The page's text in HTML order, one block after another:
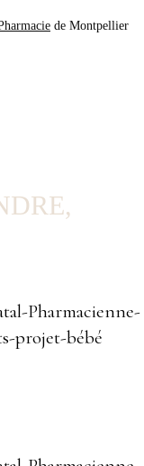
de Montpellier